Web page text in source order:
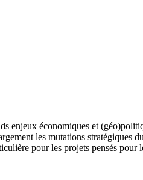
enjeux économiques et
les mutations stratégiques
pour les projets pensés pour